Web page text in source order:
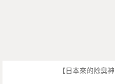
【日本來的除臭